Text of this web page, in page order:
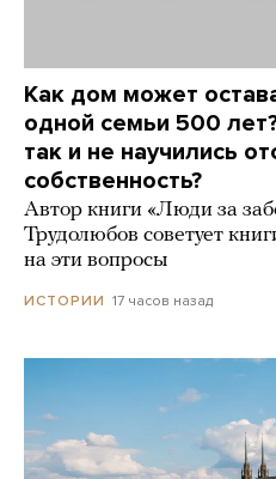
Как дом может
одной семьи 500
так и не научились
собственность?
Автор книги «Люди за
Трудолюбов советует
на эти вопросы
ИСТОРИИ 17 часов назад